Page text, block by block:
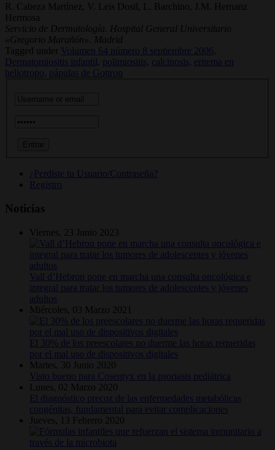
R. Cabeza Martínez, V. Leis Dosil, L. Barchino, J.M. Hernanz
Hermosa
Servicio de Dermatología. Hospital General Universitario
«Gregorio Marañón». Madrid
Tagged under
Volumen 64 número 8 septiembre 2006,
Dermatomiositis infantil,
polimiositis, calcinosis, eritema en
heliotropo, pápulas de Gottron
¿Perdiste tu Usuario/Contraseña?
Registro
Noticias
Viernes, 23 Junio 2023
Vall d’Hebron pone en marcha una consulta oncológica e
integral para tratar los tumores de adolescentes y jóvenes
adultos
Miércoles, 03 Marzo 2021
El 30% de los preescolares no duerme las horas requeridas
por el mal uso de dispositivos digitales
Martes, 30 Junio 2020
Visto bueno para Cosentyx en la psoriasis pediátrica
Lunes, 02 Marzo 2020
El diagnóstico precoz de las enfermedades metabólicas
congénitas, fundamental para evitar complicaciones
Jueves, 13 Febrero 2020